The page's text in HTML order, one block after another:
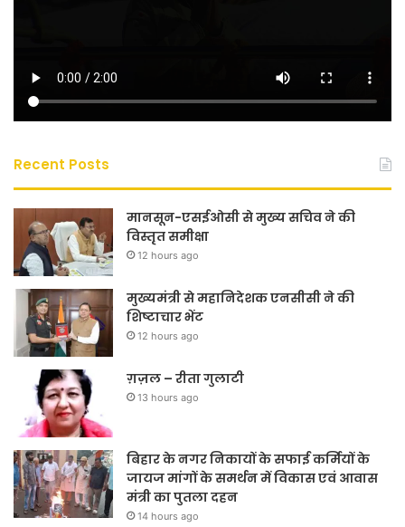
Recent Posts
मानसून-एसईओसी से मुख्य सचिव ने की
विस्तृत समीक्षा
12 hours ago
मुख्यमंत्री से महानिदेशक एनसीसी ने की
शिष्टाचार भेंट
12 hours ago
ग़ज़ल – रीता गुलाटी
13 hours ago
बिहार के नगर निकायों के सफाई कर्मियों के
जायज मांगों के समर्थन में विकास एवं आवास
मंत्री का पुतला दहन
14 hours ago